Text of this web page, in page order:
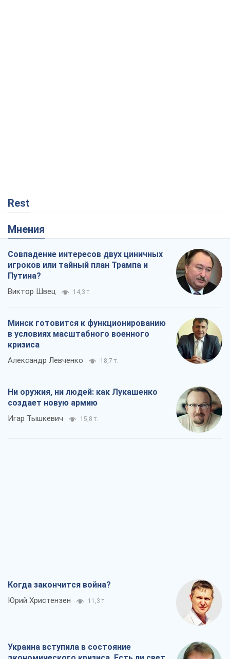
Rest
Мнения
Совпадение интересов двух циничных
игроков или тайный план Трампа и
Путина?
Виктор Швец 14,3 т.
Минск готовится к функционированию
в условиях масштабного военного
кризиса
Александр Левченко 18,7 т.
Ни оружия, ни людей: как Лукашенко
создает новую армию
Игар Тышкевич 15,8 т.
Когда закончится война?
Юрий Христензен 11,3 т.
Украина вступила в состояние